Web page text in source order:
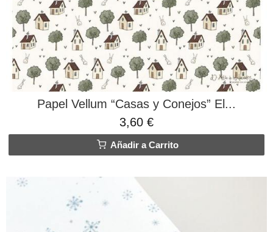
Papel Vellum “Casas y Conejos” El...
3,60 €
Añadir a Carrito